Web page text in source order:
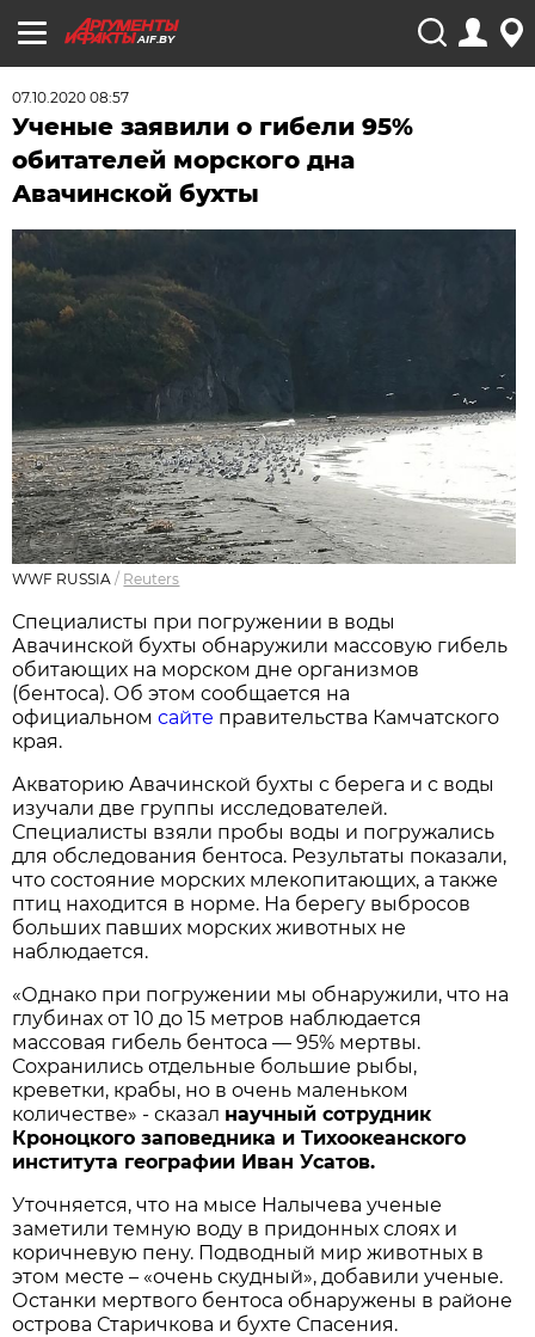
AIF.BY
07.10.2020 08:57
Ученые заявили о гибели 95%
обитателей морского дна
Авачинской бухты
WWF RUSSIA / Reuters
Специалисты при погружении в воды
Авачинской бухты обнаружили массовую гибель
обитающих на морском дне организмов
(бентоса). Об этом сообщается на
официальномсайте правительства Камчатского
края.
Акваторию Авачинской бухты с берега и с воды
изучали две группы исследователей.
Специалисты взяли пробы воды и погружались
для обследования бентоса. Результаты показали,
что состояние морских млекопитающих, а также
птиц находится в норме. На берегу выбросов
больших павших морских животных не
наблюдается.
«Однако при погружении мы обнаружили, что на
глубинах от 10 до 15 метров наблюдается
массовая гибель бентоса — 95% мертвы.
Сохранились отдельные большие рыбы,
креветки, крабы, но в очень маленьком
количестве» - сказал научный сотрудник
Кроноцкого заповедника и Тихоокеанского
института географии Иван Усатов.
Уточняется, что на мысе Налычева ученые
заметили темную воду в придонных слоях и
коричневую пену. Подводный мир животных в
этом месте – «очень скудный», добавили ученые.
Останки мертвого бентоса обнаружены в районе
острова Старичкова и бухте Спасения.